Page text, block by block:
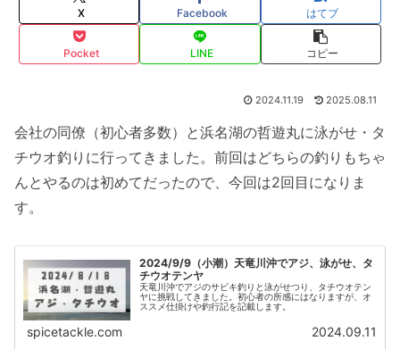
X Facebook はてブ
Pocket LINE コピー
2024.11.19 2025.08.11
会社の同僚（初心者多数）と浜名湖の哲遊丸に泳がせ・タ
チウオ釣りに行ってきました。前回はどちらの釣りもちゃ
んとやるのは初めてだったので、今回は2回目になりま
す。
2024/9/9（小潮）天竜川沖でアジ、泳がせ、タ
チウオテンヤ
天竜川沖でアジのサビキ釣りと泳がせつり、タチウオテン
ヤに挑戦してきました。初心者の所感にはなりますが、オ
ススメ仕掛けや釣行記を記載します。
spicetackle.com 2024.09.11